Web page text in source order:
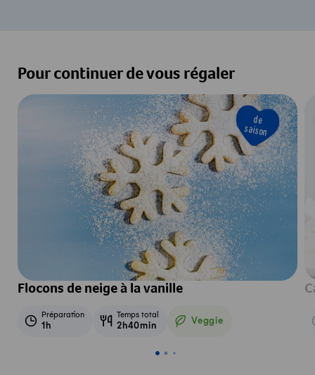
Pour continuer de vous régaler
de
saison
Flocons de neige à la vanille
Préparation
1h
Temps total
2h40min Veggie
Veggie